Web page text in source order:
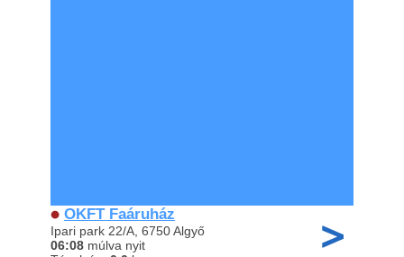
OKFT Faáruház
Ipari park 22/A, 6750 Algyő
06:08 múlva nyit